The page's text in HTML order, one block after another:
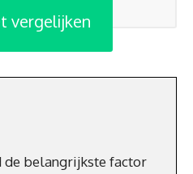
vergelijken
de belangrijkste factor